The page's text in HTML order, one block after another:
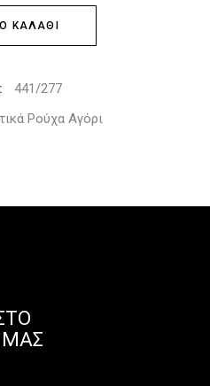
ΚΑΛΆΘΙ
441/277
Ρούχα Αγόρι